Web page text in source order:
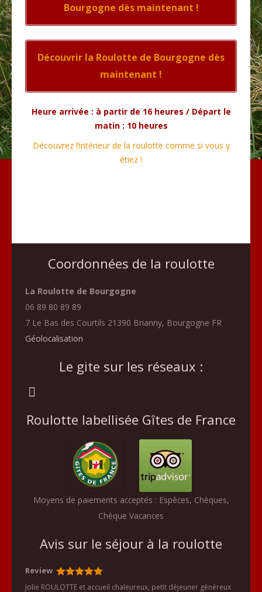
Bourgogne dès maintenant !
Découvrir la Roulotte de Bourgogne dès
maintenant !
Heure arrivée : à partir de 16 heures / Départ le
matin : 10 heures
Découvrez l’intérieur de la roulotte comme si vous y
étiez !
Coordonnées de la roulotte
La Roulotte de Bourgogne
06 89 80 89 89
7 Le Bas des Courtils 21390 Brianny, Bourgogne FR
Géolocalisation
Le gite sur les réseaux :
Roulotte labellisée Gîtes de France
Moyens de paiements acceptés : Espèces, Chèques,
Chèque Vacances
Avis sur le séjour à la roulotte
Review
Jolie ROULOTTE et accueil chaleureux, petit déjeuner généreux